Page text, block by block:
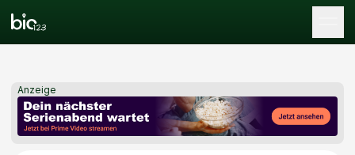
Anzeige